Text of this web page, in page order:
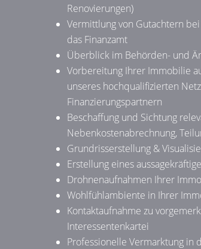
Renovierungen)
Vermittlung von Gutachtern
das Finanzamt
Überblick im Behörden- und
Vorbereitung Ihrer Immobilie
unseres hochqualifizierten
Finanzierungspartnern
Beschaffung und Sichtung
Nebenkostenabrechnung,
Grundrisserstellung &
Erstellung eines
Drohnenaufnahmen Ihrer
Wohlfühlambiente in Ihrer
Kontaktaufnahme zu
Interessentenkartei
Professionelle Vermarktung in